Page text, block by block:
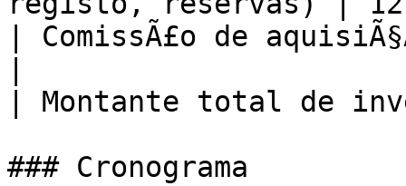
| ComissÃ£o de
| Montante total de
### Cronograma